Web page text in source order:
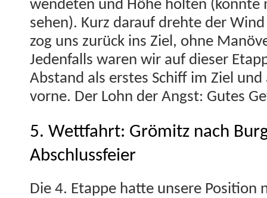
wen­de­ten und Höhe holten (kon­nte
sehen). Kurz darauf drehte der
zog uns zurück ins Ziel, ohne
Jeden­falls waren wir auf dieser
Abstand als erstes Schiff im Ziel
vorne. Der Lohn der Angst: Gutes
5. Wettfahrt: Grömitz nach
Abschlussfeier
Die 4. Etappe hat­te unsere Posi­tion